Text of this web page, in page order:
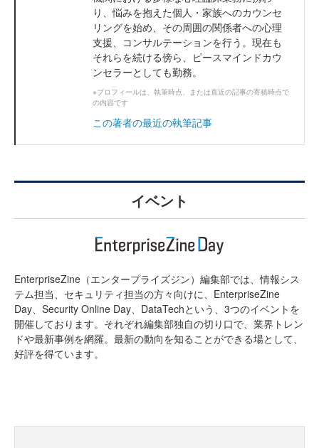
り、悩みを抱えた個人・家族へのカウンセ
リングを始め、その周囲の関係者への心理
支援、コンサルテーションを行う。現在も
それらを続ける傍ら、ピースマインドカウ
ンセラーとしても勤務。
※プロフィールは、執筆時点、または直近の記事の寄稿時点で
の内容です
この著者の最近の執筆記事
イベント
EnterpriseZine（エンタープライズジン）編集部では、情報シス
テム担当、セキュリティ担当の方々向けに、EnterpriseZine
Day、Security Online Day、DataTechという、3つのイベントを
開催しております。それぞれ編集部独自の切り口で、業界トレン
ドや最新事例を網羅。最新の動向を知ることができる場として、
好評を得ています。